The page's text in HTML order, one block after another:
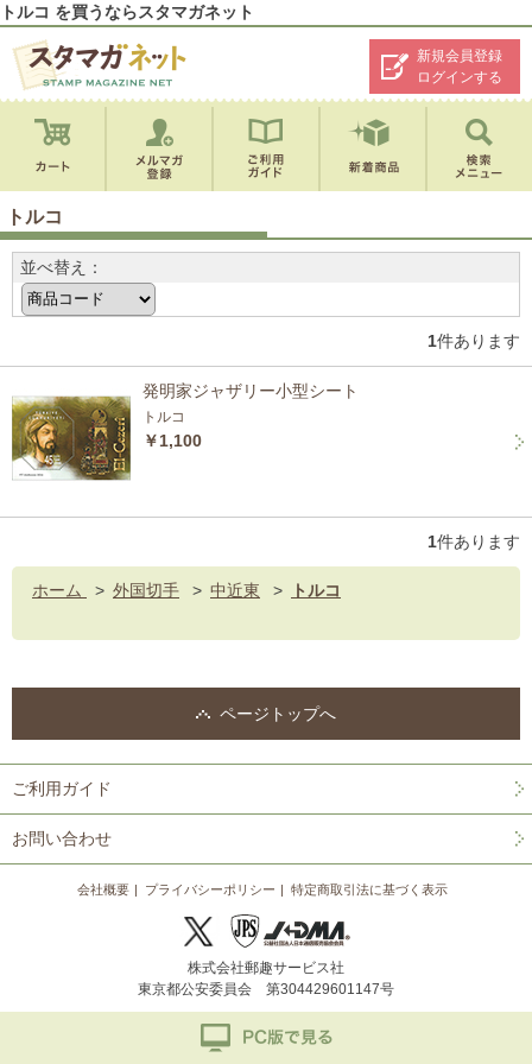
トルコ を買うならスタマガネット
新規会員登録
ログインする
トルコ
並べ替え：
1件あります
発明家ジャザリー小型シート
トルコ
￥1,100
1件あります
ホーム > 外国切手 > 中近東 > トルコ
ページトップへ
ご利用ガイド
お問い合わせ
会社概要 プライバシーポリシー 特定商取引法に基づく表示
株式会社郵趣サービス社
東京都公安委員会 第304429601147号